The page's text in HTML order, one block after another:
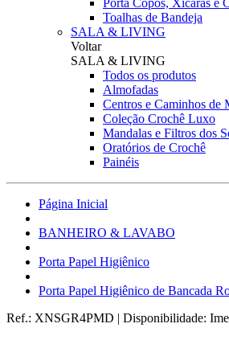
Porta Copos, Xícaras e
Toalhas de Bandeja
SALA & LIVING
Voltar
SALA & LIVING
Todos os produtos
Almofadas
Centros e Caminhos de
Coleção Crochê Luxo
Mandalas e Filtros dos
Oratórios de Crochê
Painéis
Página Inicial
BANHEIRO & LAVABO
Porta Papel Higiênico
Porta Papel Higiênico de Bancada
Ref.: XNSGR4PMD | Disponibilidade: